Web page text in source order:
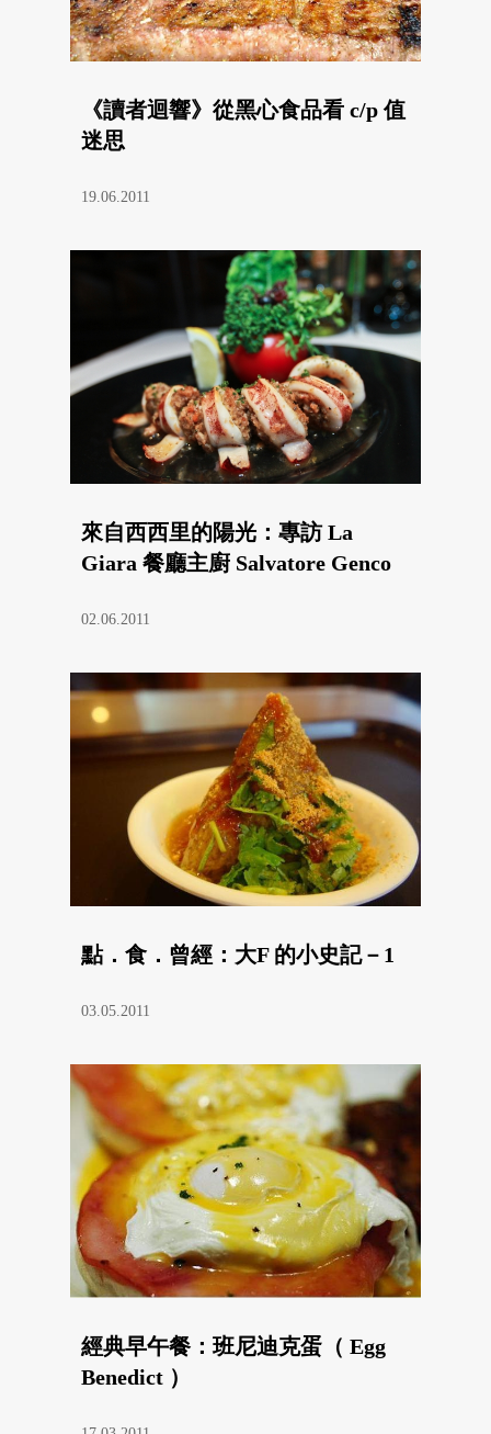
《讀者迴響》從黑心食品看 c/p 值
迷思
19.06.2011
來自西西里的陽光：專訪 La
Giara 餐廳主廚 Salvatore Genco
02.06.2011
點．食．曾經：大F 的小史記－1
03.05.2011
經典早午餐：班尼迪克蛋（ Egg
Benedict ）